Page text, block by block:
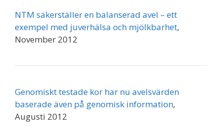
NTM säkerställer en balanserad avel – ett
exempel med juverhälsa och mjölkbarhet,
November 2012
Genomiskt testade kor har nu avelsvärden
baserade även på genomisk information,
Augusti 2012